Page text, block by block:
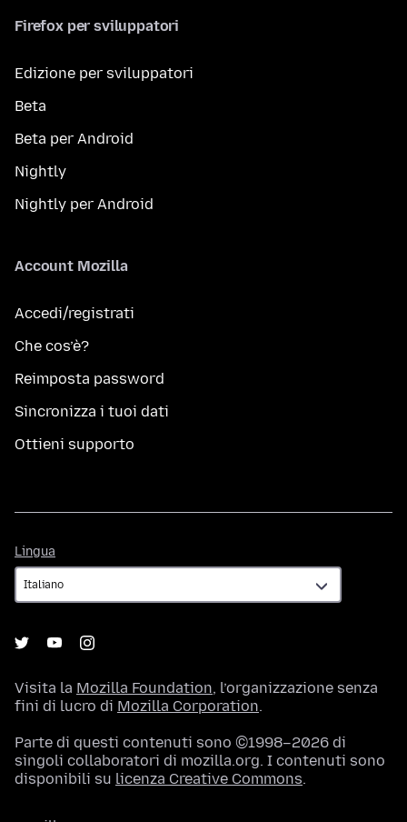
Firefox per sviluppatori
Edizione per sviluppatori
Beta
Beta per Android
Nightly
Nightly per Android
Account Mozilla
Accedi/registrati
Che cos’è?
Reimposta password
Sincronizza i tuoi dati
Ottieni supporto
Lingua
Visita la Mozilla Foundation, l’organizzazione senza
fini di lucro di Mozilla Corporation.
Parte di questi contenuti sono ©1998–2026 di
singoli collaboratori di mozilla.org. I contenuti sono
disponibili su licenza Creative Commons.